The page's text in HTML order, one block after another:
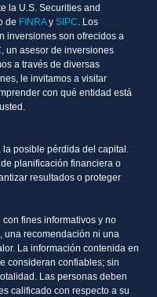
la U.S. Securities and
de FINRAySIPC . Los
inversiones son ofrecidos a
un asesor de inversiones
a través de diversas
le invitamos a visitar
con qué entidad está
posible pérdida del capital.
planificación financiera o
resultados o proteger
fines informativos y no
una recomendación ni una
La información contenida en
consideran confiables; sin
Las personas deben
calificado con respecto a su